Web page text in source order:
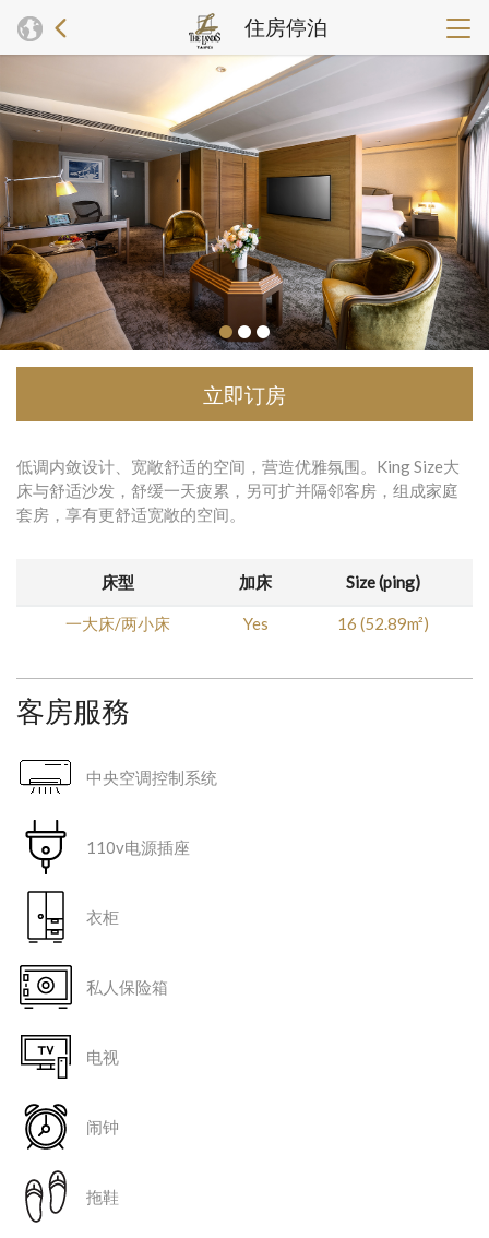
住房停泊
立即订房
低调内敛设计、宽敞舒适的空间，营造优雅氛围。King Size大
床与舒适沙发，舒缓一天疲累，另可扩并隔邻客房，组成家庭
套房，享有更舒适宽敞的空间。
床型 加床 Size (ping)
一大床/两小床 Yes 16 (52.89m²)
客房服務
中央空调控制系统
110v电源插座
衣柜
私人保险箱
电视
闹钟
拖鞋